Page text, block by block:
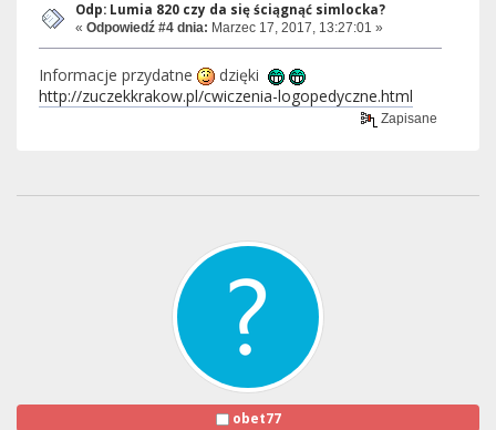
Odp: Lumia 820 czy da się ściągnąć simlocka?
« Odpowiedź #4 dnia: Marzec 17, 2017, 13:27:01 »
Informacje przydatne
dzięki
http://zuczekkrakow.pl/cwiczenia-logopedyczne.html
Zapisane
obet77